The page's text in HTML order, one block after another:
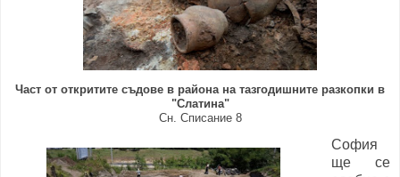
Част от откритите съдове в района на тазгодишните разкопки в
"Слатина"
Сн. Списание 8
София
ще се